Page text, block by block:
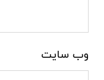
وب‌ سایت